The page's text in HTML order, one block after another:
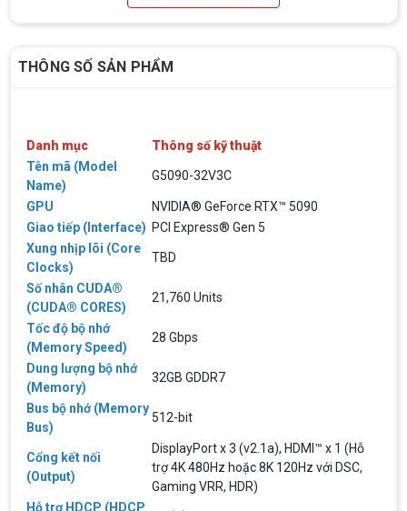
THÔNG SỐ SẢN PHẨM
Danh mục
Thông số kỹ thuật
Tên mã (Model
Name)
G5090-32V3C
GPU
NVIDIA® GeForce RTX™ 5090
Giao tiếp (Interface) PCI Express® Gen 5
Xung nhịp lõi (Core
Clocks)
TBD
Số nhân CUDA®
(CUDA® CORES)
21,760 Units
Tốc độ bộ nhớ
(Memory Speed)
28 Gbps
Dung lượng bộ nhớ
(Memory)
32GB GDDR7
Bus bộ nhớ (Memory
Bus)
512-bit
Cổng kết nối
(Output)
DisplayPort x 3 (v2.1a), HDMI™ x 1 (Hỗ
trợ 4K 480Hz hoặc 8K 120Hz với DSC,
Gaming VRR, HDR)
Hỗ trợ HDCP (HDCP
với tuổi thơ của game thủ Việt vào những
thơ của game thủ Việt vào những năm 2000
Hãng ASRock Công Bố 2 dòng Card Đồ
Họa AMD Radeon™ RX 6600 XT
ASRock Công Bố Series Cạc Đồ Họa AMD
Radeon™ RX 6600 XT Cung Cấp Hiệu Suất Chơi